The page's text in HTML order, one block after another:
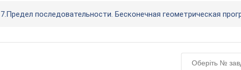
7.Предел последовательности. Бесконечная геометрическая